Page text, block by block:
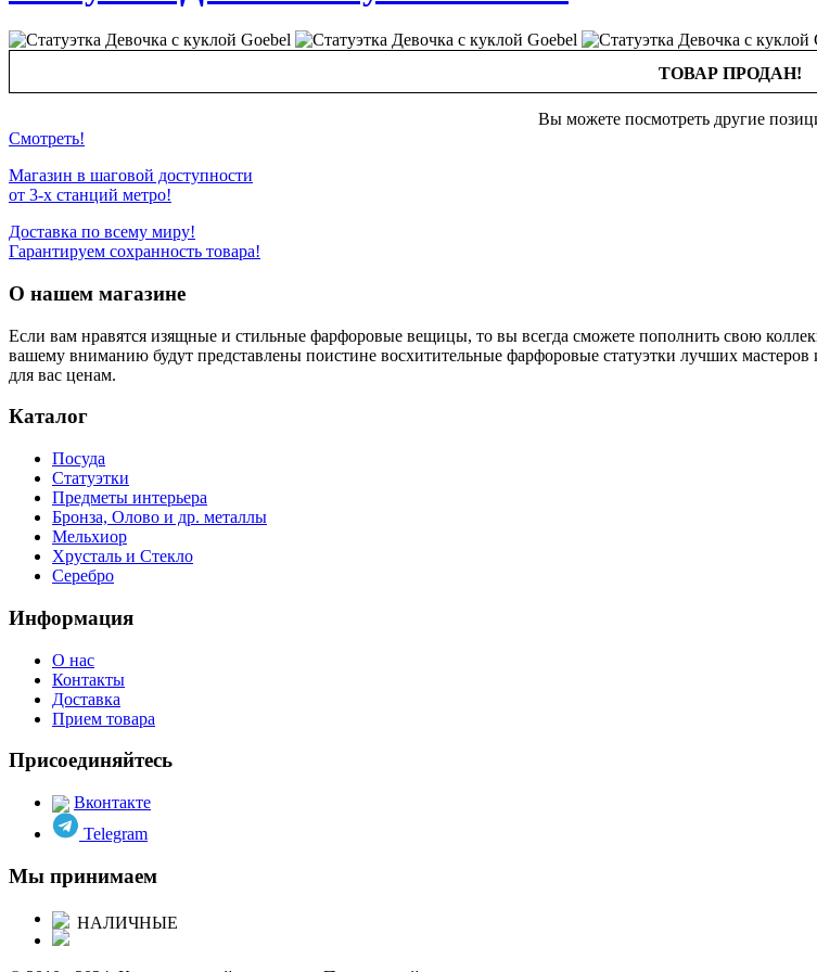
ТОВАР ПРОДАН!
Вы можете посмотреть другие
Смотреть!
Магазин в шаговой доступности
от 3-х станций метро!
Доставка по всему миру!
Гарантируем сохранность товара!
О нашем магазине
Если вам нравятся изящные и стильные фарфоровые вещицы, то вы всегда сможете пополнить свою
вашему вниманию будут представлены поистине восхитительные фарфоровые статуэтки лучших
для вас ценам.
Каталог
Посуда
Статуэтки
Предметы интерьера
Бронза, Олово и др. металлы
Мельхиор
Хрусталь и Стекло
Серебро
Информация
О нас
Контакты
Доставка
Прием товара
Присоединяйтесь
Вконтакте
Telegram
Мы принимаем
НАЛИЧНЫЕ